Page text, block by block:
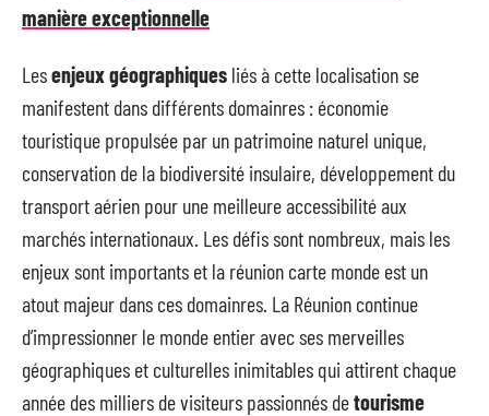
manière exceptionnelle
Lesenjeux géographiques liés à cette localisation se
manifestent dans différents domainres : économie
touristique propulsée par un patrimoine naturel unique,
conservation de la biodiversité insulaire, développement du
transport aérien pour une meilleure accessibilité aux
marchés internationaux. Les défis sont nombreux, mais les
enjeux sont importants et la réunion carte monde est un
atout majeur dans ces domainres. La Réunion continue
d’impressionner le monde entier avec ses merveilles
géographiques et culturelles inimitables qui attirent chaque
année des milliers de visiteurs passionnés detourisme